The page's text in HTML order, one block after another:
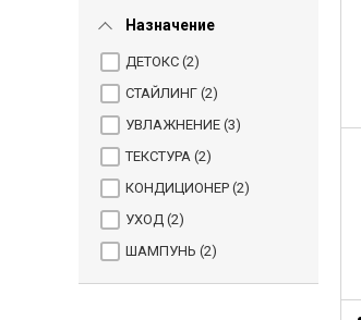
Назначение
ДЕТОКС (2)
СТАЙЛИНГ (2)
УВЛАЖНЕНИЕ (3)
ТЕКСТУРА (2)
КОНДИЦИОНЕР (2)
УХОД (2)
ШАМПУНЬ (2)